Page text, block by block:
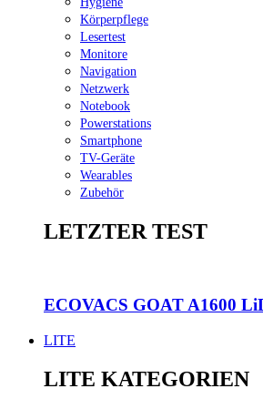
Körperpflege
Lesertest
Monitore
Navigation
Netzwerk
Notebook
Powerstations
Smartphone
TV-Geräte
Wearables
Zubehör
LETZTER TEST
ECOVACS GOAT A1600
LITE
LITE KATEGORIEN